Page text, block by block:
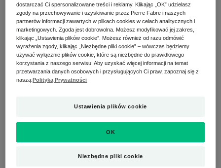
Bariera hydrolipidowa składa się z kilku
elementów:
● lipidy (tłuszcze),
dostarczać Ci spersonalizowane treści i reklamy. Klikając „OK” udzielasz
zgody na przechowywanie i uzyskiwanie przez Pierre Fabre i naszych
partnerów informacji zawartych w plikach cookies w celach analitycznych i
marketingowych. Zgoda jest dobrowolna. Możesz modyfikować jej zakres,
klikając „Ustawienia plików cookie”. Możesz również od razu odmówić
wyrażenia zgody, klikając „Niezbędne pliki cookie” – wówczas będziemy
używać wyłącznie plików cookie, które są niezbędne do prawidłowego
korzystania z naszego serwisu. Aby uzyskać więcej informacji na temat
przetwarzania danych osobowych i przysługujących Ci praw, zapoznaj się z
naszą: Polityką Prywatności
Ustawienia plików cookie
Niezbędne pliki cookie
OK